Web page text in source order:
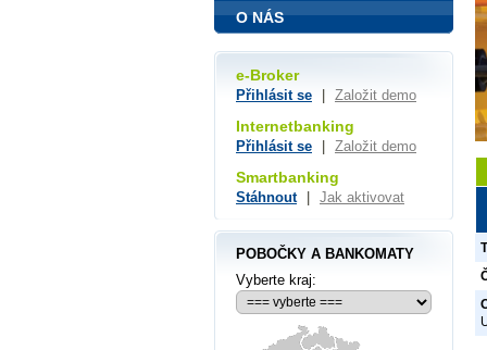
O NÁS
e-Broker
Přihlásit se Založit demo
Internetbanking
Přihlásit se Založit demo
Smartbanking
Stáhnout Jak aktivovat
POBOČKY A BANKOMATY
Vyberte kraj: